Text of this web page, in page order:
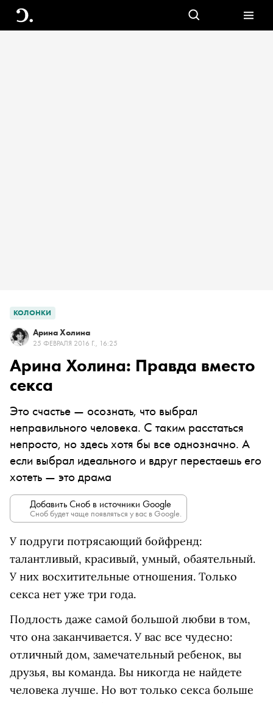
КОЛОНКИ
Арина Холина
25 ФЕВРАЛЯ 2016 Г., 16:25
Арина Холина: Правда вместо
секса
Это счастье — осознать, что выбрал
неправильного человека. С таким расстаться
непросто, но здесь хотя бы все однозначно. А
если выбрал идеального и вдруг перестаешь его
хотеть — это драма
Добавить Сноб в источники Google
Сноб будет чаще появляться у вас в Google.
У подруги потрясающий бойфренд:
талантливый, красивый, умный, обаятельный.
У них восхитительные отношения. Только
секса нет уже три года.
Подлость даже самой большой любви в том,
что она заканчивается. У вас все чудесно:
отличный дом, замечательный ребенок, вы
друзья, вы команда. Вы никогда не найдете
человека лучше. Но вот только секса больше